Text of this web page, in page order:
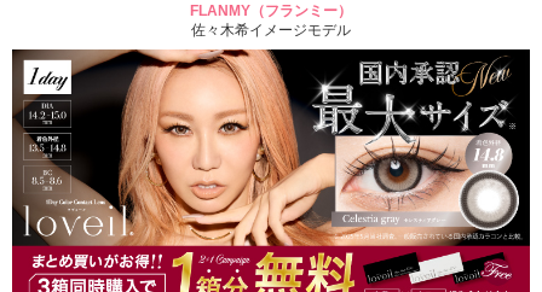
FLANMY（フランミー）
佐々木希イメージモデル